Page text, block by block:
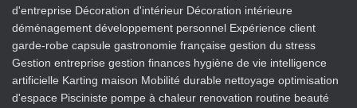
d'entreprise Décoration d'intérieur Décoration intérieure
déménagement développement personnel Expérience client
garde-robe capsule gastronomie française gestion du stress
Gestion entreprise gestion finances hygiène de vie intelligence
artificielle Karting maison Mobilité durable nettoyage optimisation
d'espace Pisciniste pompe à chaleur renovation routine beauté